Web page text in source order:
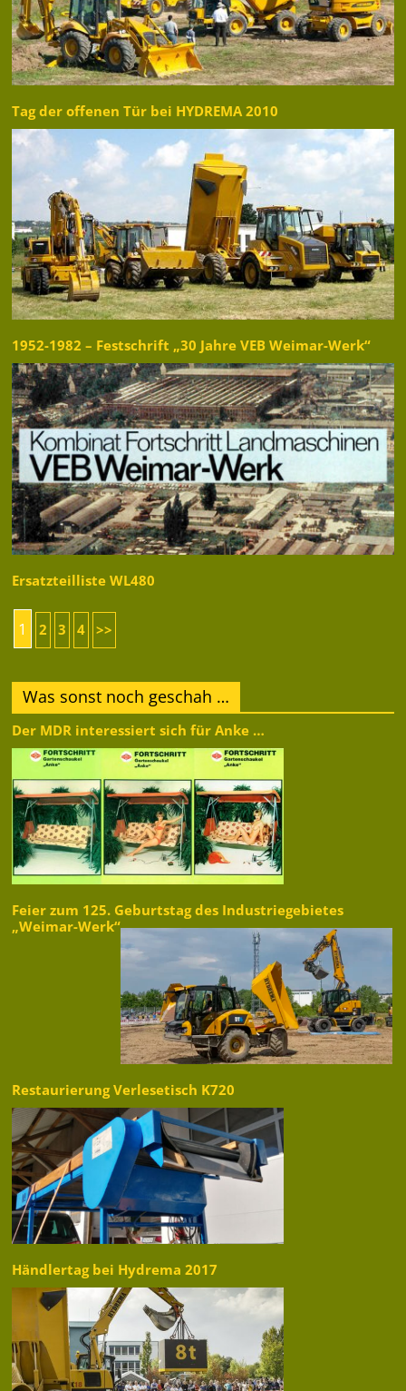
Tag der offenen Tür bei HYDREMA 2010
1952-1982 – Festschrift „30 Jahre VEB Weimar-Werk“
Ersatzteilliste WL480
1 2 3 4 >>
Was sonst noch geschah …
Der MDR interessiert sich für Anke …
Feier zum 125. Geburtstag des Industriegebietes
„Weimar-Werk“
Restaurierung Verlesetisch K720
Händlertag bei Hydrema 2017